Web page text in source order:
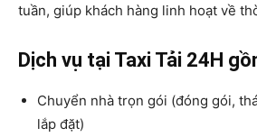
tuần, giúp khách hàng linh hoạt về
Dịch vụ tại Taxi Tải 24H
Chuyển nhà trọn gói (đóng gói,
lắp đặt)